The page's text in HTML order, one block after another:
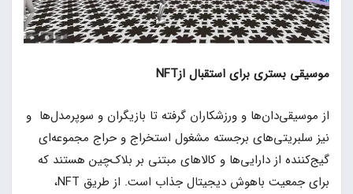
موسیقی بستری برای استقبال ازNFT
از موسیقی‌دان‌ها و ورزشکاران گرفته تا بازیگران و سوپرمدل‌ها و
نیز سلبریتی‌های برجسته مشغول استخراج و حراج مجموعه‌ای
گیج‌کننده از دارایی‌ها و کالاهای مبتنی بر بلاک‌چین هستند که
برای جمعیت باهوش دیجیتال جذاب است. از طریق NFT،